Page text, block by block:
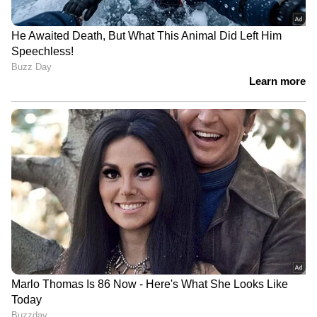
DOWNLOAD APP
RECOMMENDED STORIES